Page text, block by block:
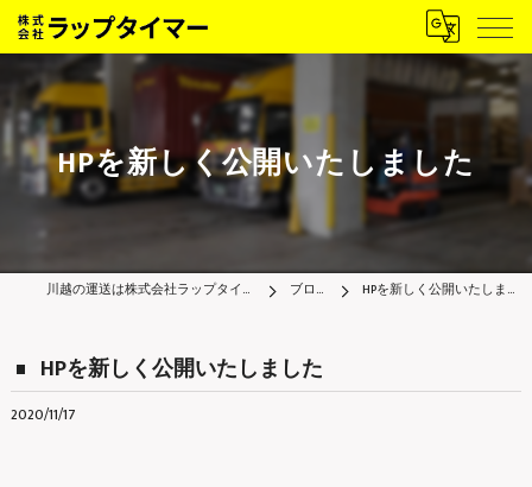
HPを新しく公開いたしました
川越の運送は株式会社ラップタイマー ブログ HPを新しく公開いたしました
HPを新しく公開いたしました
2020/11/17